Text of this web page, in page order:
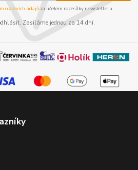
osobních údajůza účelem rozesílky newsletteru.
Zasíláme jednou za 14 dní.